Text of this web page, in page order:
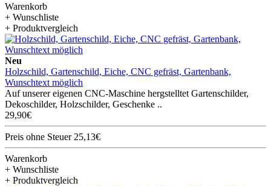
Warenkorb
+ Wunschliste
+ Produktvergleich
Neu
Holzschild, Gartenschild, Eiche, CNC gefräst, Gartenbank,
Wunschtext möglich
Auf unserer eigenen CNC-Maschine hergstelltet Gartenschilder,
Dekoschilder, Holzschilder, Geschenke ..
29,90€
Preis ohne Steuer 25,13€
Warenkorb
+ Wunschliste
+ Produktvergleich